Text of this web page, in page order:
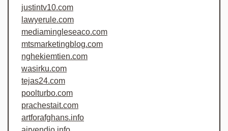
justintv10.com
lawyerule.com
mediamingleseaco.com
mtsmarketingblog.com
nghekiemtien.com
wasirku.com
tejas24.com
poolturbo.com
prachestait.com
artforafghans.info